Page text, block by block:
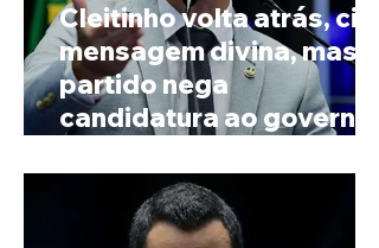
Cleitinho volta atrás, cita
mensagem divina, mas
partido nega
candidatura ao governo